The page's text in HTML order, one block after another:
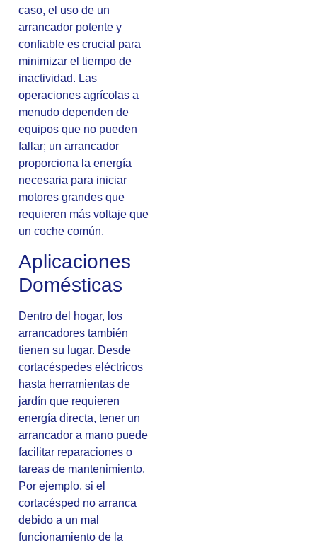
caso, el uso de un
arrancador potente y
confiable es crucial para
minimizar el tiempo de
inactividad. Las
operaciones agrícolas a
menudo dependen de
equipos que no pueden
fallar; un arrancador
proporciona la energía
necesaria para iniciar
motores grandes que
requieren más voltaje que
un coche común.
Aplicaciones
Domésticas
Dentro del hogar, los
arrancadores también
tienen su lugar. Desde
cortacéspedes eléctricos
hasta herramientas de
jardín que requieren
energía directa, tener un
arrancador a mano puede
facilitar reparaciones o
tareas de mantenimiento.
Por ejemplo, si el
cortacésped no arranca
debido a un mal
funcionamiento de la